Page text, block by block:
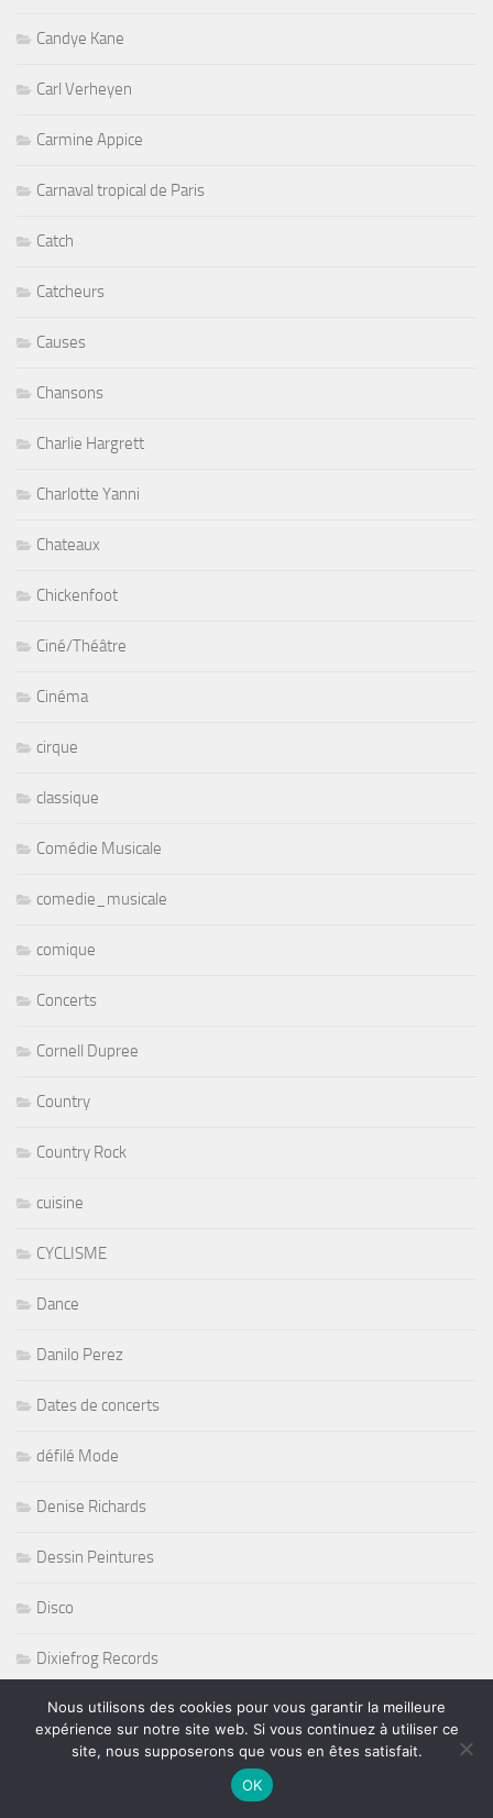
Candye Kane
Carl Verheyen
Carmine Appice
Carnaval tropical de Paris
Catch
Catcheurs
Causes
Chansons
Charlie Hargrett
Charlotte Yanni
Chateaux
Chickenfoot
Ciné/Théâtre
Cinéma
cirque
classique
Comédie Musicale
comedie_musicale
comique
Concerts
Cornell Dupree
Country
Country Rock
cuisine
CYCLISME
Dance
Danilo Perez
Dates de concerts
défilé Mode
Denise Richards
Dessin Peintures
Disco
Dixiefrog Records
DjNous utilisons des cookies pour vous garantir la meilleure
expérience sur notre site web. Si vous continuez à utiliser ce
site, nous supposerons que vous en êtes satisfait.
OK